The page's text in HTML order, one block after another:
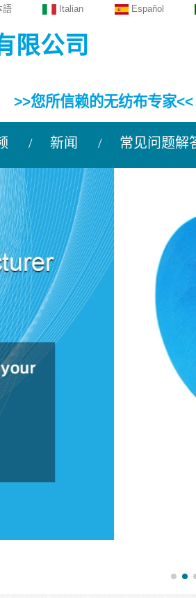
語 Italian Español
限公司
>>您所信赖的无纺布专家<<
新闻 常见问题解